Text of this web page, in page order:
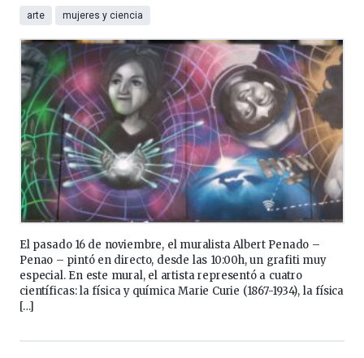
arte mujeres y ciencia
El pasado 16 de noviembre, el muralista Albert Penado –
Penao – pintó en directo, desde las 10:00h, un grafiti muy
especial. En este mural, el artista representó a cuatro
científicas: la física y química Marie Curie (1867-1934), la física
[…]